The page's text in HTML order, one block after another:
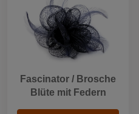
Fascinator / Brosche
Blüte mit Federn